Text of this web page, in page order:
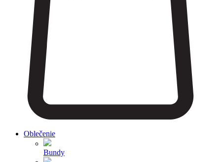
Oblečenie
Bundy